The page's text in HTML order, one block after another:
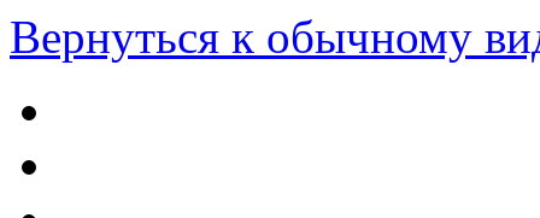
Вернуться к обычному